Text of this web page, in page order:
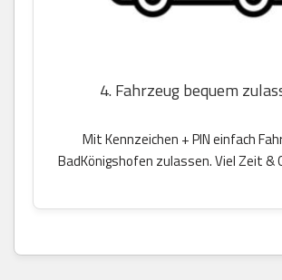
4. Fahrzeug bequem
Mit Kennzeichen + PIN einfach
BadKönigshofen zulassen. Viel Zeit &